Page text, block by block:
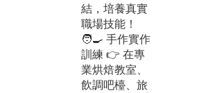
結，培養真實
職場技能！
🧑‍🍳 手作實作
訓練 👉 在專
業烘焙教室、
飲調吧檯、旅